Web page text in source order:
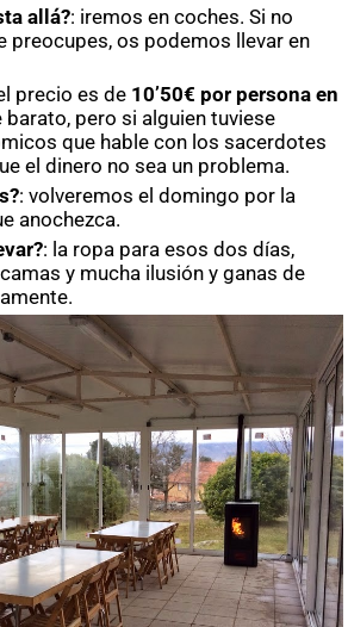
allá?: iremos en coches. Si no
preocupes, os podemos llevar en
precio es de 10’50€ por persona en
barato, pero si alguien tuviese
que hable con los sacerdotes
el dinero no sea un problema.
: volveremos el domingo por la
anochezca.
: la ropa para esos dos días,
y mucha ilusión y ganas de